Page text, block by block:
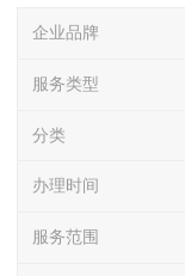
企业品牌
服务类型
分类
办理时间
服务范围